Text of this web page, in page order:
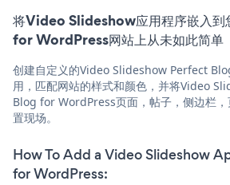
将Video Slideshow应用程序嵌入
for WordPress网站上从未如此简单
创建自定义的Video Slideshow Perfect
用，匹配网站的样式和颜色，并将Video
Blog for WordPress页面，帖子，侧边栏
置现场。
How To Add a Video Slideshow
for WordPress: